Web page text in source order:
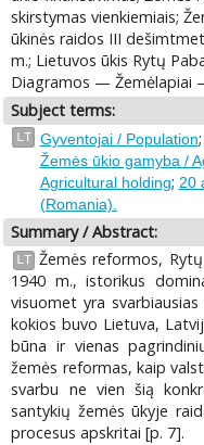
skirstymas vienkiemiais;
ūkinės raidos III
m.; Lietuvos ūkis Rytų
Diagramos — Žemėlapiai
Subject terms:
LT Gyventojai / Population;
Žemės ūkio gamyba /
Agricultural holding; 20
(Romania).
Summary / Abstract:
LT Žemės reformos,
1940 m., istorikus
visuomet yra
kokios buvo Lietuva,
būna ir vienas
žemės reformas, kaip
svarbu ne vien šią
santykių žemės ūkyje
procesus apskritai [p. 7].